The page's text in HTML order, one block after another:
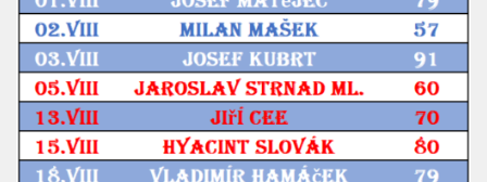
Realizační tým
Zápasy
St. žáci
Zápasy SŽ 2025/26
Hráči